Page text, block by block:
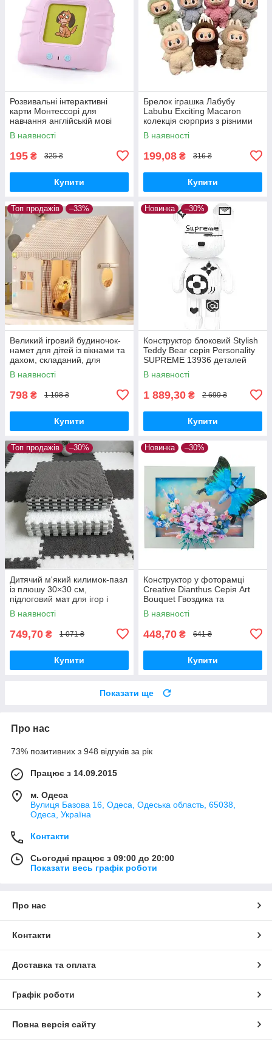
Розвивальні інтерактивні
карти Монтессорі для
навчання англійській мові
Рожевий
В наявності
195 ₴ 325 ₴
Купити
Брелок іграшка Лабубу
Labubu Exciting Macaron
колекція сюрприз з різними
кольорами
В наявності
199,08 ₴ 316 ₴
Купити
Топ продажів –33%
Великий ігровий будиночок-
намет для дітей із вікнами та
дахом, складаний, для
приміщення та вулиці
В наявності
798 ₴ 1 198 ₴
Купити
Новинка –30%
Конструктор блоковий Stylish
Teddy Bear серія Personality
SUPREME 13936 деталей
В наявності
1 889,30 ₴ 2 699 ₴
Купити
Топ продажів –30%
Дитячий м'який килимок-пазл
із плюшу 30×30 см,
підлоговий мат для ігор і
повзання, набір 10 шт., білий/
сірий
В наявності
749,70 ₴ 1 071 ₴
Купити
Новинка –30%
Конструктор у фоторамці
Creative Dianthus Серія Art
Bouquet Гвоздика та
блакитний метелик 308
деталі
В наявності
448,70 ₴ 641 ₴
Купити
Показати ще
Про нас
73% позитивних з 948 відгуків за рік
Працює з 14.09.2015
м. Одеса
Вулиця Базова 16, Одеса, Одеська область, 65038,
Одеса, Україна
Контакти
Сьогодні працює з 09:00 до 20:00
Показати весь графік роботи
Про нас
Контакти
Доставка та оплата
Графік роботи
Повна версія сайту